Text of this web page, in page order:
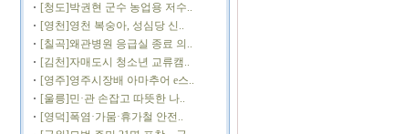
[청도]박권현 군수 농업용 저수..
[영천]영천 복숭아, 성심당 신..
[칠곡]왜관병원 응급실 종료 의..
[김천]자매도시 청소년 교류캠..
[영주]영주시장배 아마추어 e스..
[울릉]민·관 손잡고 따뜻한 나..
[영덕]폭염·가뭄·휴가철 안전..